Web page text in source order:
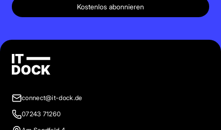
Kostenlos abonnieren
connect@it-dock.de
07243 71260